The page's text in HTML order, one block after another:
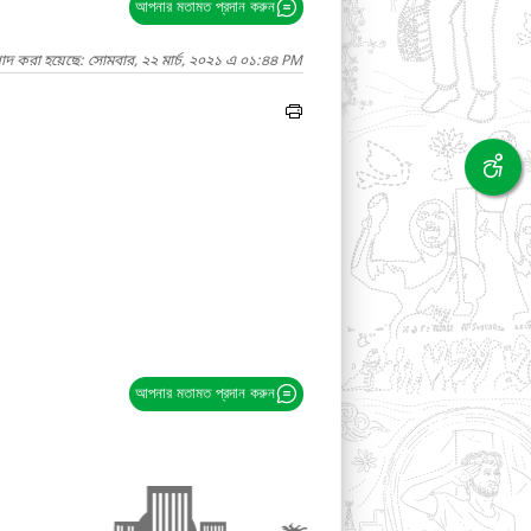
আপনার মতামত প্রদান করুন
করা হয়েছে: সোমবার, ২২ মার্চ, ২০২১ এ ০১:৪৪ PM
আপনার মতামত প্রদান করুন